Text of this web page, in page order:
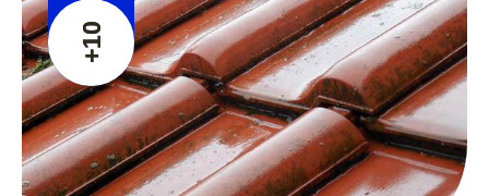
+10